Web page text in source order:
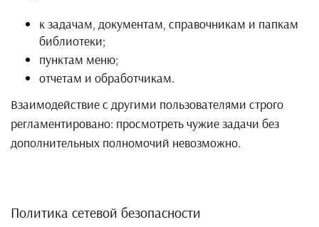
к задачам, документам, справочникам и папкам
библиотеки;
пунктам меню;
отчетам и обработчикам.
Взаимодействие с другими пользователями строго
регламентировано: просмотреть чужие задачи без
дополнительных полномочий невозможно.
Политика сетевой безопасности